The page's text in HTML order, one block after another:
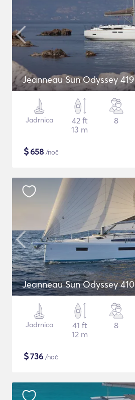
Jeanneau Sun Odyssey 419
Jadrnica
42 ft
13 m
8
$658 /noč
Jeanneau Sun Odyssey 410
Jadrnica
41 ft
12 m
8
$736 /noč